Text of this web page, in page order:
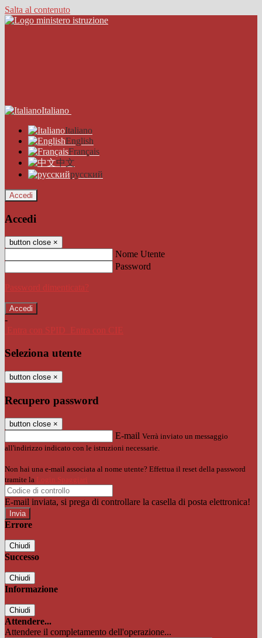
Salta al contenuto
Italiano
Italiano
English
Français
中文
русский
Accedi
Accedi
button close ×
Nome Utente
Password
Password dimenticata?
-
Entra con SPID
Entra con CIE
Seleziona utente
button close ×
Recupero password
button close ×
E-mail Verrà inviato un messaggio
all'indirizzo indicato con le istruzioni necessarie.
Non hai una e-mail associata al nome utente? Effettua il reset della password
tramite la Login Spaggiari
E-mail inviata, si prega di controllare la casella di posta elettronica!
Errore
Chiudi
Successo
Chiudi
Informazione
Chiudi
Attendere...
Attendere il completamento dell'operazione...